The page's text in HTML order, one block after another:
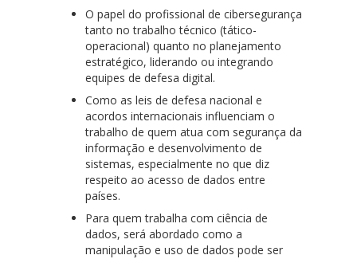
O papel do profissional de cibersegurança
tanto no trabalho técnico (tático-
operacional) quanto no planejamento
estratégico, liderando ou integrando
equipes de defesa digital.
Como as leis de defesa nacional e
acordos internacionais influenciam o
trabalho de quem atua com segurança da
informação e desenvolvimento de
sistemas, especialmente no que diz
respeito ao acesso de dados entre
países.
Para quem trabalha com ciência de
dados, será abordado como a
manipulação e uso de dados pode ser